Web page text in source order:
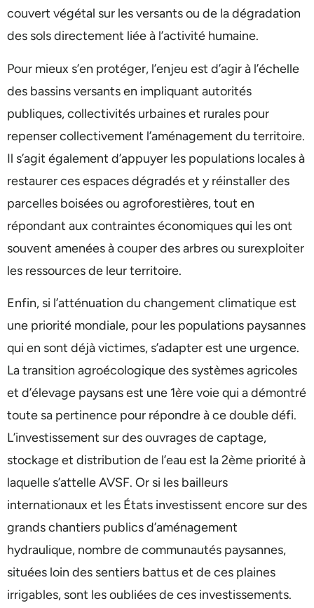
couvert végétal sur les versants ou de la dégradation
des sols directement liée à l’activité humaine.
Pour mieux s’en protéger, l’enjeu est d’agir à l’échelle
des bassins versants en impliquant autorités
publiques, collectivités urbaines et rurales pour
repenser collectivement l’aménagement du territoire.
Il s’agit également d’appuyer les populations locales à
restaurer ces espaces dégradés et y réinstaller des
parcelles boisées ou agroforestières, tout en
répondant aux contraintes économiques qui les ont
souvent amenées à couper des arbres ou surexploiter
les ressources de leur territoire.
Enfin, si l’atténuation du changement climatique est
une priorité mondiale, pour les populations paysannes
qui en sont déjà victimes, s’adapter est une urgence.
La transition agroécologique des systèmes agricoles
et d’élevage paysans est une 1ère voie qui a démontré
toute sa pertinence pour répondre à ce double défi.
L’investissement sur des ouvrages de captage,
stockage et distribution de l’eau est la 2ème priorité à
laquelle s’attelle AVSF. Or si les bailleurs
internationaux et les États investissent encore sur des
grands chantiers publics d’aménagement
hydraulique, nombre de communautés paysannes,
situées loin des sentiers battus et de ces plaines
irrigables, sont les oubliées de ces investissements.